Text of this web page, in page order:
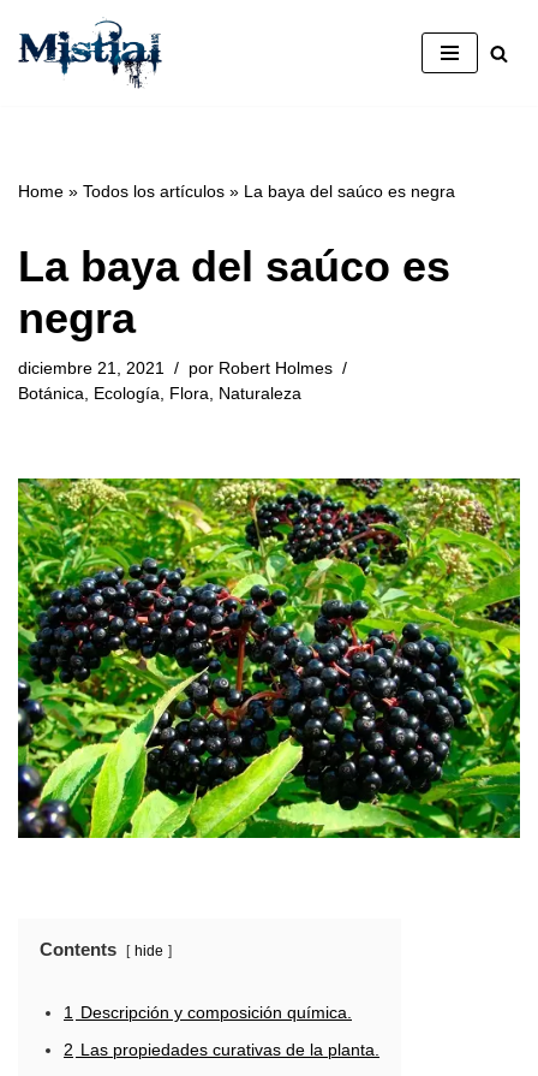
Saltar
Home » Todos los artículos » La baya del saúco es negra
La baya del saúco es
negra
diciembre 21, 2021 por Robert Holmes
Botánica, Ecología, Flora, Naturaleza
Contents hide
1 Descripción y composición química.
2 Las propiedades curativas de la planta.